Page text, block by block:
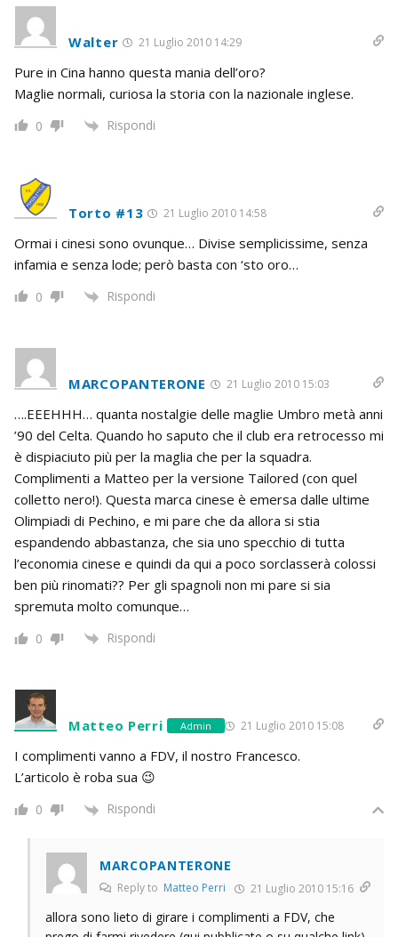
Walter 21 Luglio 2010 14:29
Pure in Cina hanno questa mania dell’oro?
Maglie normali, curiosa la storia con la nazionale inglese.
0 Rispondi
Torto #13 21 Luglio 2010 14:58
Ormai i cinesi sono ovunque… Divise semplicissime, senza
infamia e senza lode; però basta con ‘sto oro…
0 Rispondi
MARCOPANTERONE 21 Luglio 2010 15:03
….EEEHHH… quanta nostalgie delle maglie Umbro metà anni
’90 del Celta. Quando ho saputo che il club era retrocesso mi
è dispiaciuto più per la maglia che per la squadra.
Complimenti a Matteo per la versione Tailored (con quel
colletto nero!). Questa marca cinese è emersa dalle ultime
Olimpiadi di Pechino, e mi pare che da allora si stia
espandendo abbastanza, che sia uno specchio di tutta
l’economia cinese e quindi da qui a poco sorclasserà colossi
ben più rinomati?? Per gli spagnoli non mi pare si sia
spremuta molto comunque…
0 Rispondi
Matteo Perri Admin 21 Luglio 2010 15:08
I complimenti vanno a FDV, il nostro Francesco.
L’articolo è roba sua 😉
0 Rispondi
MARCOPANTERONE
Reply to Matteo Perri 21 Luglio 2010 15:16
allora sono lieto di girare i complimenti a FDV, che